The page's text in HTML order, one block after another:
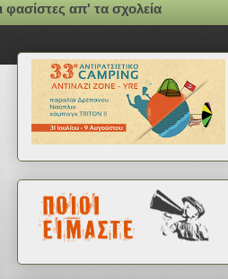
φασίστες απ' τα σχολεία